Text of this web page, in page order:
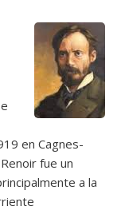
en Cagnes-
fue un
a la